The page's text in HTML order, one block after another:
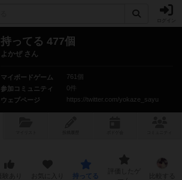
持ってる 477個
よかぜ さん
マイボードゲーム
761個
参加コミュニティ
0件
ウェブページ
https://twitter.com/yokaze_sayu
持ってる